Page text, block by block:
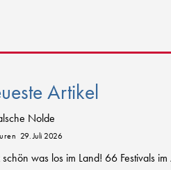
Artikel
Nolde
29. Juli 2026
was los im Land! 66 Festivals im